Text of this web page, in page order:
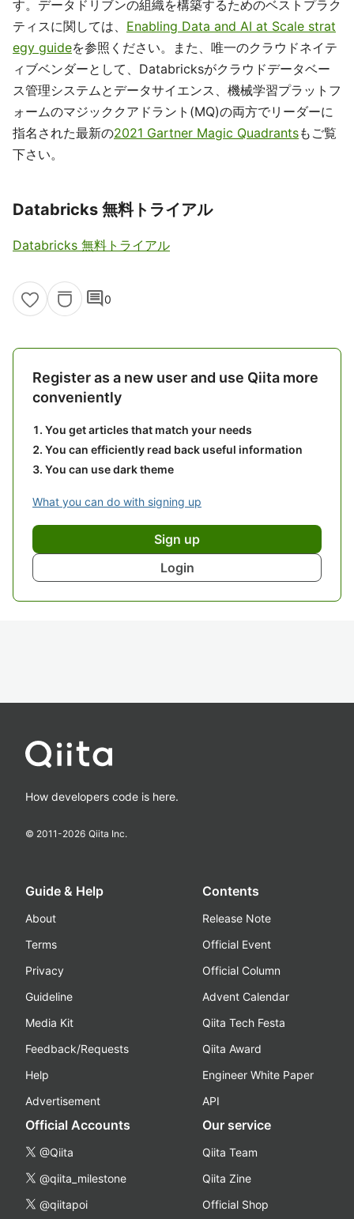
す。データドリブンの組織を構築するためのベストプラク
ティスに関しては、 Enabling Data and AI at Scale strat
egy guideを参照ください。また、唯一のクラウドネイテ
ィブベンダーとして、Databricksがクラウドデータベー
ス管理システムとデータサイエンス、機械学習プラットフ
ォームのマジッククアドラント(MQ)の両方でリーダーに
指名された最新の2021 Gartner Magic Quadrantsもご覧
下さい。
Databricks 無料トライアル
Databricks 無料トライアル
comment0
Register as a new user and use Qiita more
conveniently
You get articles that match your needs
You can efficiently read back useful information
You can use dark theme
What you can do with signing up
Sign up
Login
How developers code is here.
© 2011-2026 Qiita Inc.
Guide & Help
About
Terms
Privacy
Guideline
Media Kit
Feedback/Requests
Help
Advertisement
Contents
Release Note
Official Event
Official Column
Advent Calendar
Qiita Tech Festa
Qiita Award
Engineer White Paper
API
Official Accounts
@Qiita
@qiita_milestone
@qiitapoi
Our service
Qiita Team
Qiita Zine
Official Shop